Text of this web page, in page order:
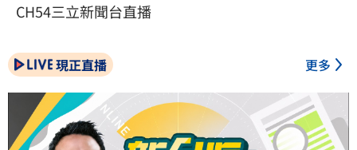
CH54三立新聞台直播
現正直播 更多